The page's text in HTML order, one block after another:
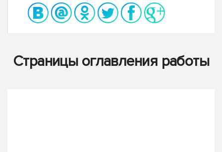
Страницы оглавления работы